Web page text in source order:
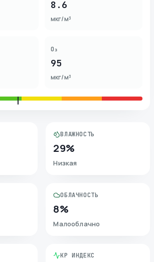
8.6
мкг/м³
O₃
95
мкг/м³
ВЛАЖНОСТЬ
29%
Низкая
ОБЛАЧНОСТЬ
8%
Малооблачно
KP ИНДЕКС